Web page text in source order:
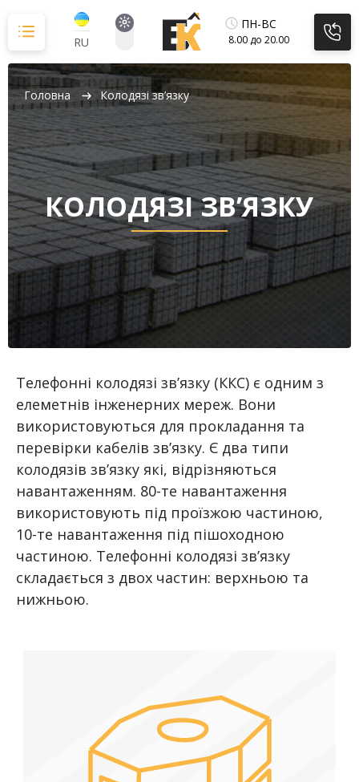
до
вмісту
RU
ПН-ВС
8.00 до 20.00
Головна Колодязі зв’язку
КОЛОДЯЗІ ЗВ’ЯЗКУ
Телефонні колодязі зв’язку (ККС) є одним з
елеметнів інженерних мереж. Вони
використовуються для прокладання та
перевірки кабелів зв’язку. Є два типи
колодязів зв’язку які, відрізняються
навантаженням. 80-те навантаження
використовують під проїзжою частиною,
10-те навантаження під пішоходною
частиною. Телефонні колодязі зв’язку
складається з двох частин: верхньою та
нижньою.